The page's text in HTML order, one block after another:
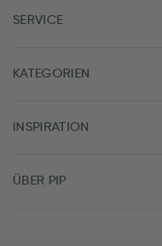
SERVICE
KATEGORIEN
INSPIRATION
ÜBER PIP